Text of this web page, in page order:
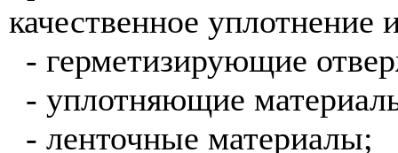
качественное уплотнение
- герметизирующие
- уплотняющие
- ленточные материалы;